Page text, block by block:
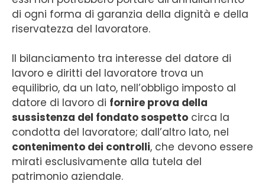
di ogni forma di garanzia della dignità e della
riservatezza del lavoratore.
Il bilanciamento tra interesse del datore di
lavoro e diritti del lavoratore trova un
equilibrio, da un lato, nell’obbligo imposto al
datore di lavoro di fornire prova della
sussistenza del fondato sospetto circa la
condotta del lavoratore; dall’altro lato, nel
contenimento dei controlli, che devono essere
mirati esclusivamente alla tutela del
patrimonio aziendale.